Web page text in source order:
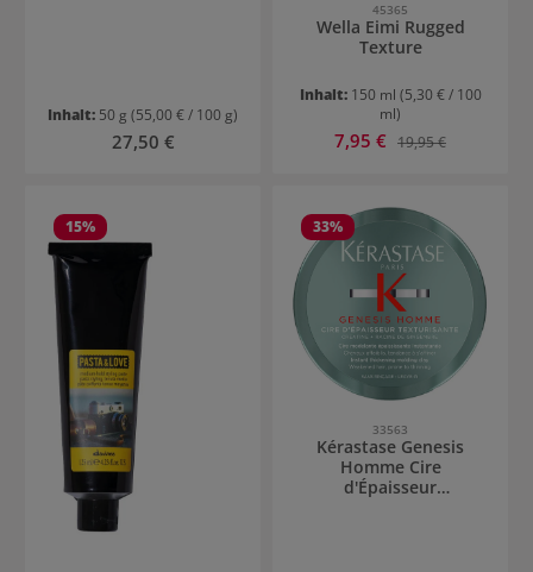
Inhalt: 50 g (55,00 € / 100 g)
Regulärer Preis:
27,50 €
45365
Wella Eimi Rugged
Texture
Inhalt: 150 ml (5,30 € / 100
ml)
Verkaufspreis:
7,95 € Regulärer Preis:
19,95 €
15% 33%
33563
Kérastase Genesis
Homme Cire
d'Épaisseur